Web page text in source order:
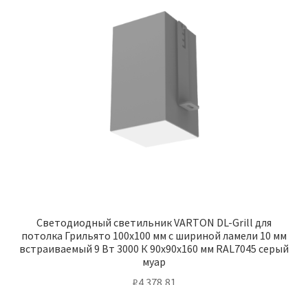
Светодиодный светильник VARTON DL-Grill для
потолка Грильято 100х100 мм с шириной ламели 10 мм
встраиваемый 9 Вт 3000 К 90х90х160 мм RAL7045 серый
муар